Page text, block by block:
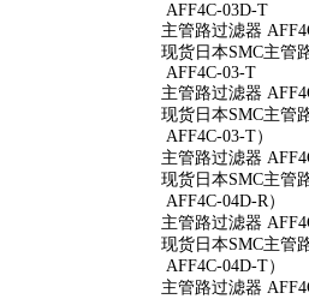
AFF4C-03D-T
主管路过滤器
现货日本SMC主管
AFF4C-03-T
主管路过滤器
现货日本SMC主管
AFF4C-03-T）
主管路过滤器
现货日本SMC主管
AFF4C-04D-R）
主管路过滤器
现货日本SMC主管
AFF4C-04D-T）
主管路过滤器